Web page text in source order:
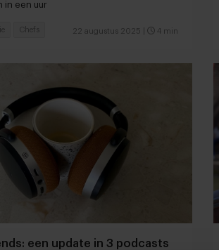
in een uur
22 augustus 2025 4 min
Chefs
een update in 3 podcasts